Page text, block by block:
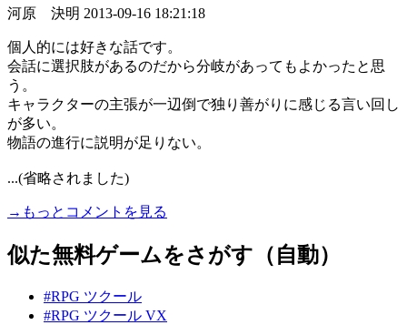
河原 決明 2013-09-16 18:21:18
個人的には好きな話です。
会話に選択肢があるのだから分岐があってもよかったと思
う。
キャラクターの主張が一辺倒で独り善がりに感じる言い回し
が多い。
物語の進行に説明が足りない。
...(省略されました)
→もっとコメントを見る
似た無料ゲームをさがす（自動）
#RPG ツクール
#RPG ツクール VX